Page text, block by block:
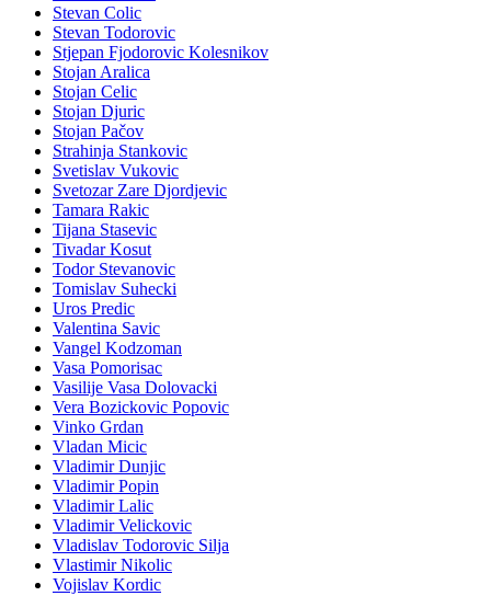
Stevan Colic
Stevan Todorovic
Stjepan Fjodorovic Kolesnikov
Stojan Aralica
Stojan Celic
Stojan Djuric
Stojan Pačov
Strahinja Stankovic
Svetislav Vukovic
Svetozar Zare Djordjevic
Tamara Rakic
Tijana Stasevic
Tivadar Kosut
Todor Stevanovic
Tomislav Suhecki
Uros Predic
Valentina Savic
Vangel Kodzoman
Vasa Pomorisac
Vasilije Vasa Dolovacki
Vera Bozickovic Popovic
Vinko Grdan
Vladan Micic
Vladimir Dunjic
Vladimir Popin
Vladimir Lalic
Vladimir Velickovic
Vladislav Todorovic Silja
Vlastimir Nikolic
Vojislav Kordic